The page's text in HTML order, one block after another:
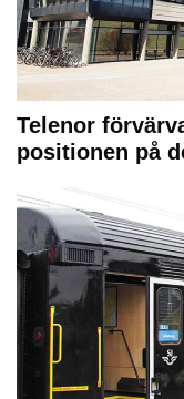
Telenor
positionen på